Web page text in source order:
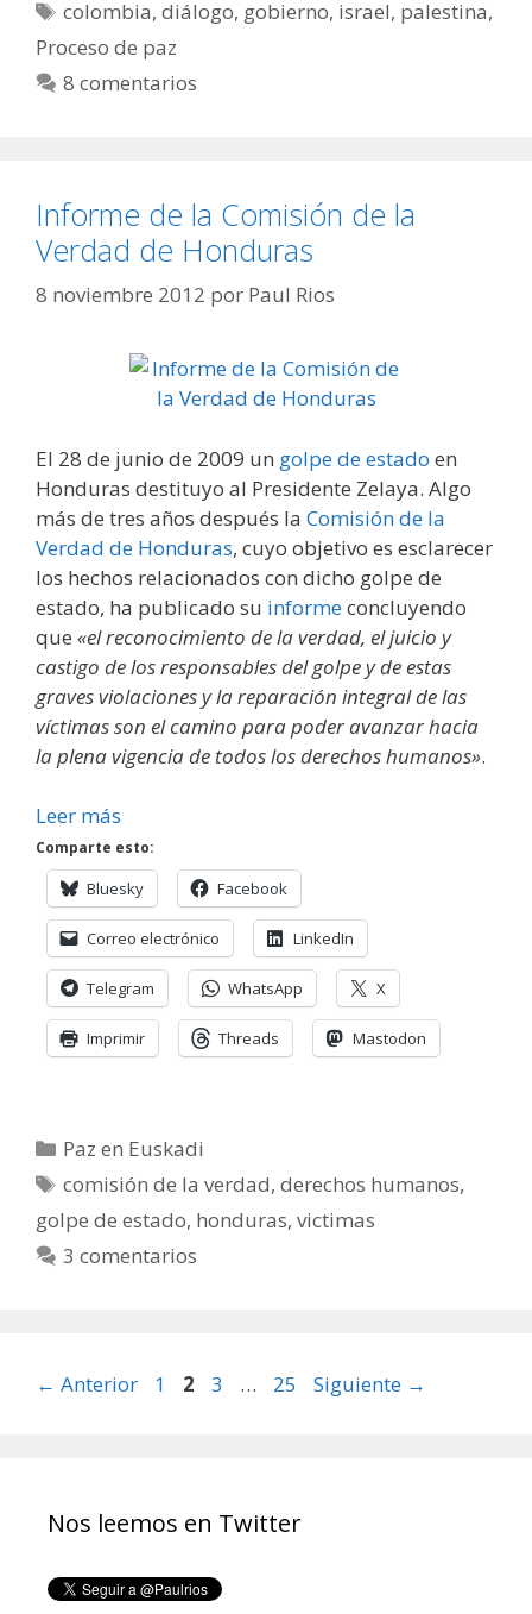
Etiquetas
colombia,diálogo, gobierno, israel, palestina,
Proceso de paz
8 comentarios
Informe de la Comisión de la
Verdad de Honduras
8 noviembre 2012 por Paul Rios
El 28 de junio de 2009 un golpe de estado en
Honduras destituyo al Presidente Zelaya. Algo
más de tres años después la Comisión de la
Verdad de Honduras, cuyo objetivo es esclarecer
los hechos relacionados con dicho golpe de
estado, ha publicado su informeconcluyendo
que «el reconocimiento de la verdad, el juicio y
castigo de los responsables del golpe y de estas
graves violaciones y la reparación integral de las
víctimas son el camino para poder avanzar hacia
la plena vigencia de todos los derechos humanos».
Leer más
Comparte esto:
Bluesky Facebook
Correo electrónico LinkedIn
Telegram WhatsApp X
Imprimir Threads Mastodon
Categorías
Paz en Euskadi
Etiquetas
comisión de la verdad,derechos humanos,
golpe de estado, honduras, victimas
3 comentarios
← Anterior Página
1 Página
2 Página
3 … Página
25 Siguiente →
Nos leemos en Twitter